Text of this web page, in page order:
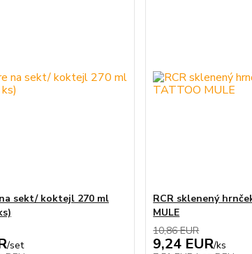
sekt/ koktejl 270 ml
/set
RCR sklenený
MULE
10,86 EUR
9,24 EUR/ks